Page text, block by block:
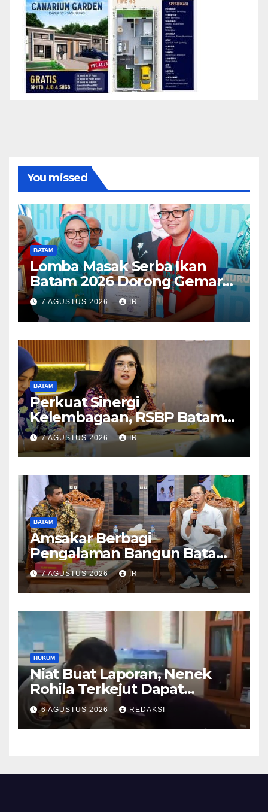
You missed
BATAM
Lomba Masak Serba Ikan
Batam 2026 Dorong Gemar
Makan Ikan
7 AGUSTUS 2026 IR
BATAM
Perkuat Sinergi
Kelembagaan, RSBP Batam
dan BPOM Pastikan
Pelayanan dan Ketersediaan
Obat Aman
7 AGUSTUS 2026 IR
BATAM
Amsakar Berbagi
Pengalaman Bangun Batam,
DPRD Dumai Dalami
Pendidikan hingga Investasi
7 AGUSTUS 2026 IR
HUKUM
Niat Buat Laporan, Nenek
Rohila Terkejut Dapat
Bantuan dari Kabid Propam
Kombes Pol Eddwi
6 AGUSTUS 2026 REDAKSI